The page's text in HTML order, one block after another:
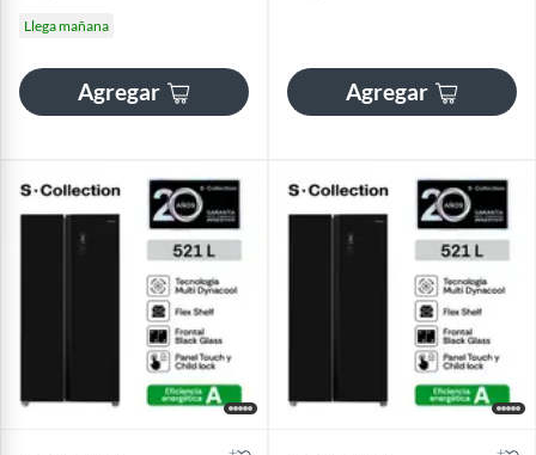
Llega mañana
Agregar Agregar